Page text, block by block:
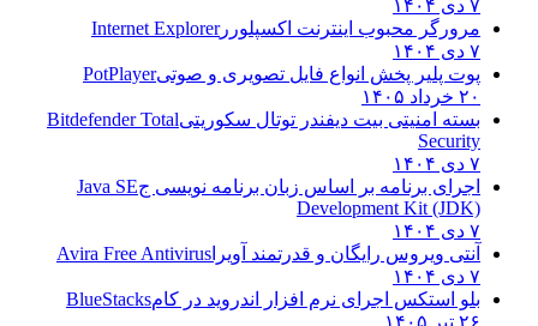
مرورگر محبوب اینترنت اکسپلوررInternet Explorer
پوت پلیر پخش انواع فایل تصویری و صوتیPotPlayer
بسته امنیتی بیت دیفندر توتال سکوریتیBitdefender Total
Security
اجرای برنامه بر اساس زبان برنامه نویسی جJava SE
Development Kit (JDK)
آنتی ویروس رایگان و قدرتمند آویراAvira Free Antivirus
بلو استکس اجرای نرم افزار اندروید در کام BlueStacks